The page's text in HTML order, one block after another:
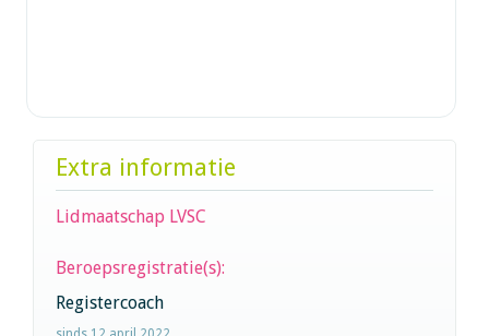
Extra informatie
Lidmaatschap LVSC
Beroepsregistratie(s):
Registercoach